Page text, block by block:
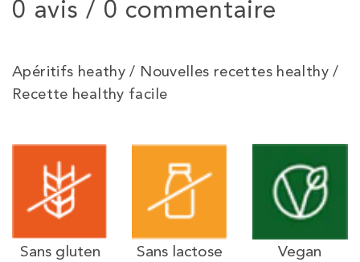
0 avis / 0 commentaire
Apéritifs heathy / Nouvelles recettes healthy /
Recette healthy facile
Sans gluten Sans lactose Vegan